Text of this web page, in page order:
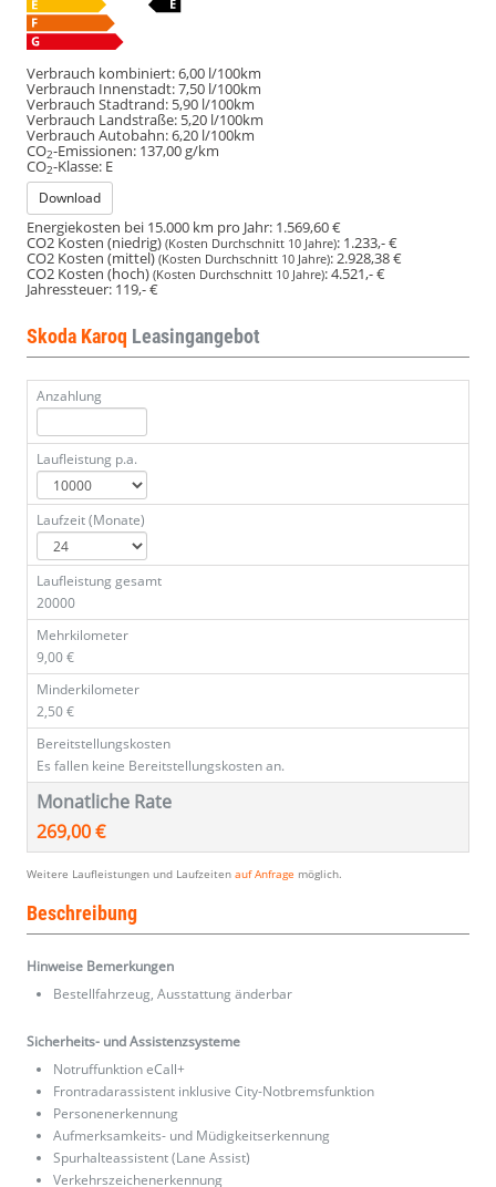
Verbrauch kombiniert:6,00 l/100km
Verbrauch Innenstadt:7,50 l/100km
Verbrauch Stadtrand: 5,90 l/100km
Verbrauch Landstraße: 5,20 l/100km
Verbrauch Autobahn:6,20 l/100km
CO2-Emissionen: 137,00 g/km
CO2-Klasse: E
Download
Energiekosten bei 15.000 km pro Jahr: 1.569,60 €
CO2 Kosten (niedrig) (Kosten Durchschnitt 10 Jahre): 1.233,- €
CO2 Kosten (mittel)(Kosten Durchschnitt 10 Jahre): 2.928,38 €
CO2 Kosten (hoch) (Kosten Durchschnitt 10 Jahre):4.521,- €
Jahressteuer: 119,- €
Skoda Karoq Leasingangebot
Anzahlung
Laufleistung p.a.
Laufzeit (Monate)
Laufleistung gesamt
20000
Mehrkilometer
9,00 €
Minderkilometer
2,50 €
Bereitstellungskosten
Es fallen keine Bereitstellungskosten an.
Monatliche Rate
269,00 €
Weitere Laufleistungen und Laufzeiten auf Anfrage möglich.
Beschreibung
Hinweise Bemerkungen
Bestellfahrzeug, Ausstattung änderbar
Sicherheits- und Assistenzsysteme
Notruffunktion eCall+
Frontradarassistent inklusive City-Notbremsfunktion
Personenerkennung
Aufmerksamkeits- und Müdigkeitserkennung
Spurhalteassistent (Lane Assist)
Verkehrszeichenerkennung